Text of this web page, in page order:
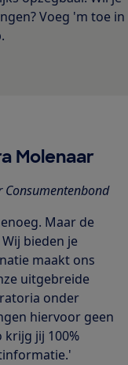
Voeg 'm toe in
Molenaar
Consumentenbond
Maar de
bieden je
maakt ons
uitgebreide
onder
hiervoor geen
krijg jij 100%